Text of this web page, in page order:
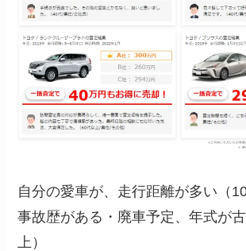
自分の愛車が、走行距離が多い（
事故歴がある・廃車予定、年式が
上）